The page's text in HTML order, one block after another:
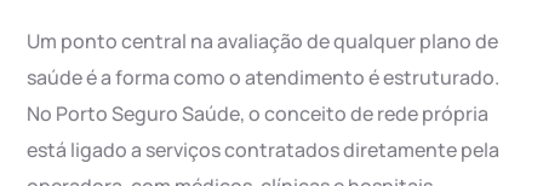
Um ponto central na avaliação de qualquer plano de
saúde é a forma como o atendimento é estruturado.
No Porto Seguro Saúde, o conceito de rede própria
está ligado a serviços contratados diretamente pela